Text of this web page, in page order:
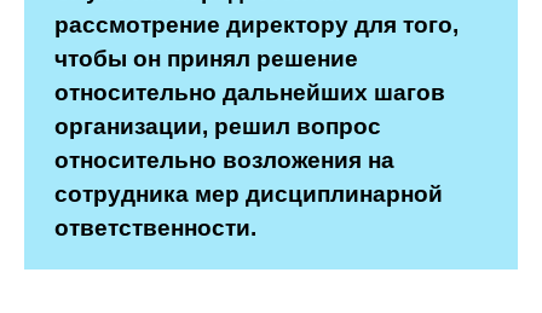
рассмотрение директору для того,
чтобы он принял решение
относительно дальнейших шагов
организации, решил вопрос
относительно возложения на
сотрудника мер дисциплинарной
ответственности.